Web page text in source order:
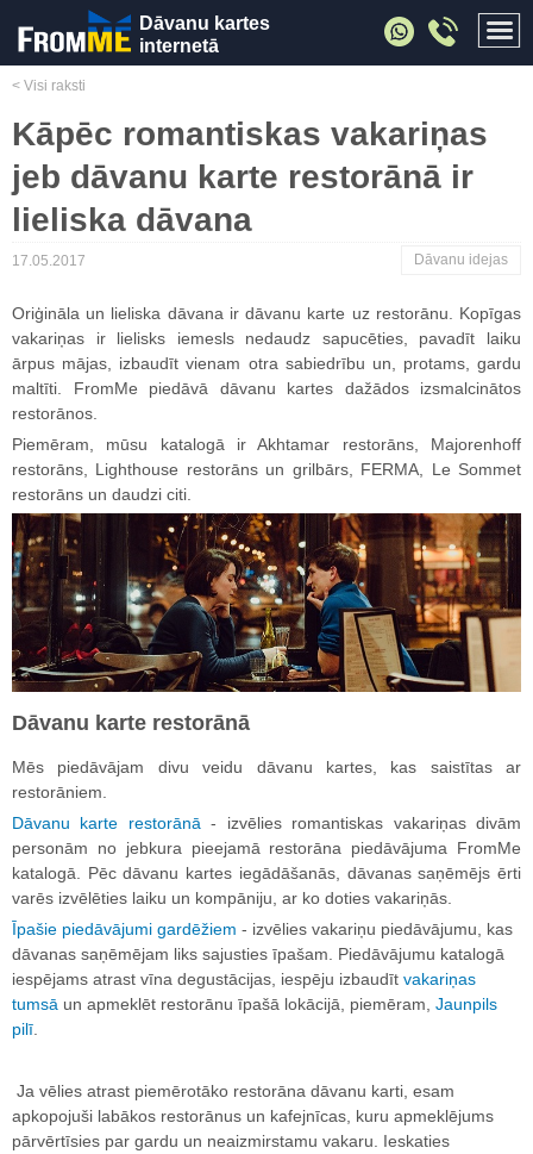
Dāvanu kartes
internetā
< Visi raksti
Kāpēc romantiskas vakariņas
jeb dāvanu karte restorānā ir
lieliska dāvana
17.05.2017 Dāvanu idejas
Oriģināla un lieliska dāvana ir dāvanu karte uz restorānu. Kopīgas
vakariņas ir lielisks iemesls nedaudz sapucēties, pavadīt laiku
ārpus mājas, izbaudīt vienam otra sabiedrību un, protams, gardu
maltīti. FromMe piedāvā dāvanu kartes dažādos izsmalcinātos
restorānos.
Piemēram, mūsu katalogā ir Akhtamar restorāns, Majorenhoff
restorāns, Lighthouse restorāns un grilbārs, FERMA, Le Sommet
restorāns un daudzi citi.
Dāvanu karte restorānā
Mēs piedāvājam divu veidu dāvanu kartes, kas saistītas ar
restorāniem.
Dāvanu karte restorānā - izvēlies romantiskas vakariņas divām
personām no jebkura pieejamā restorāna piedāvājuma FromMe
katalogā. Pēc dāvanu kartes iegādāšanās, dāvanas saņēmējs ērti
varēs izvēlēties laiku un kompāniju, ar ko doties vakariņās.
Īpašie piedāvājumi gardēžiem - izvēlies vakariņu piedāvājumu, kas
dāvanas saņēmējam liks sajusties īpašam. Piedāvājumu katalogā
iespējams atrast vīna degustācijas, iespēju izbaudīt vakariņas
tumsā un apmeklēt restorānu īpašā lokācijā, piemēram, Jaunpils
pilī
Ja vēlies atrast piemērotāko restorāna dāvanu karti, esam
apkopojuši labākos restorānus un kafejnīcas, kuru apmeklējums
pārvērtīsies par gardu un neaizmirstamu vakaru. Ieskaties